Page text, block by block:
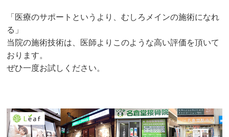
「医療のサポートというより、むしろメインの施術になれ
る」
当院の施術技術は、医師よりこのような高い評価を頂いて
おります。
ぜひ一度お試しください。